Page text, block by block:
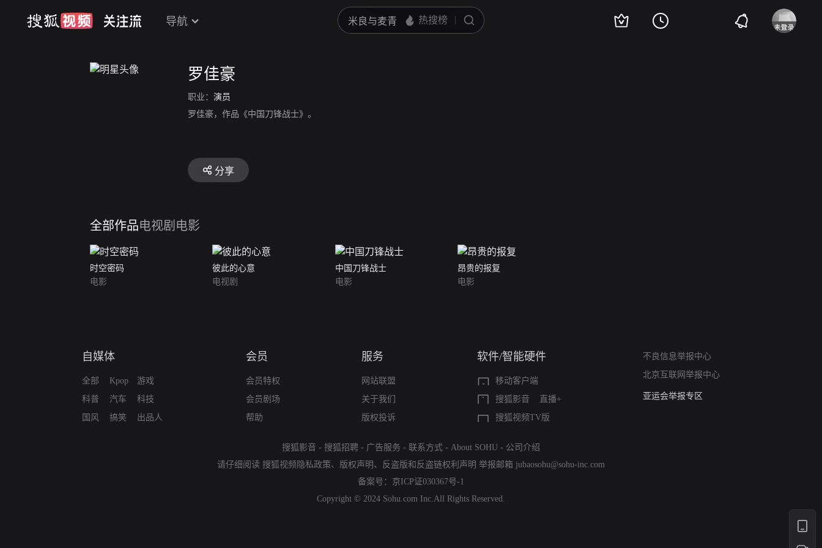
导航
罗佳豪
职业： 演员
罗佳豪，作品《中国刀锋战士》。
分享
全部作品电视剧 电影
时空密码
电影
彼此的心意
电视剧
中国刀锋战士
电影
昂贵的报复
电影
自媒体
全部
科普
国风
Kpop
汽车
搞笑
游戏
科技
出品人
会员
会员特权
会员剧场
帮助
服务
网站联盟
关于我们
版权投诉
软件/智能硬件
移动客户端
搜狐影音
直播+
搜狐视频TV版
不良信息举报中心
北京互联网举报中心
算法推荐专项举报
亚运会举报专区
搜狐影音 - 搜狐招聘 - 广告服务 - 联系方式 - About SOHU - 公司介绍
请仔细阅读 搜狐视频隐私政策、 版权声明 、 反盗版和反盗链权利声明 举报邮箱 jubaosohu@sohu-inc.com
备案号： 京ICP证030367号-1
Copyright © 2024 Sohu.com Inc.All Rights Reserved.